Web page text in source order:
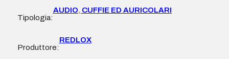
Tipologia:
AUDIO, CUFFIE ED AURICOLARI
Produttore:
REDLOX